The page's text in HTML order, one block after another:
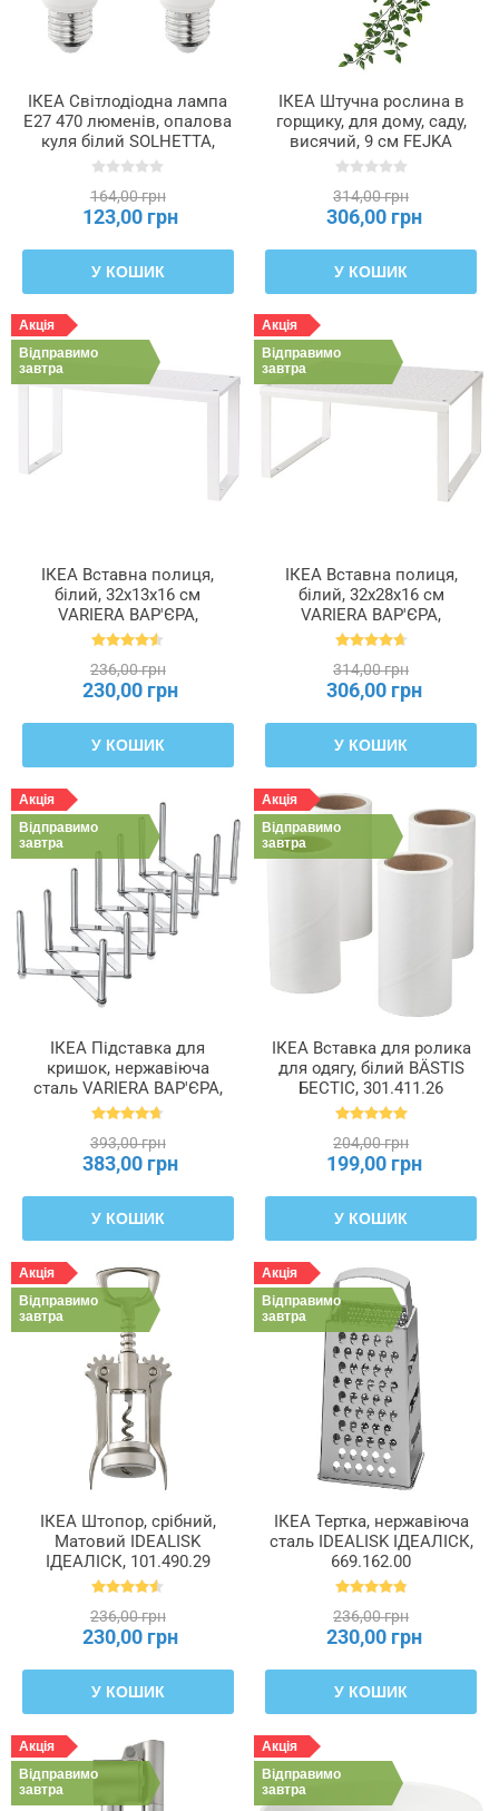
ІКЕА Світлодіодна лампа
E27 470 люменів, опалова
куля білий SOLHETTA,
505.914.82
164,00 грн
123,00 грн
У КОШИК
ІКЕА Штучна рослина в
горщику, для дому, саду,
висячий, 9 см FEJKA
ФЕЙКА, 106.152.58
314,00 грн
306,00 грн
У КОШИК
Акція
Відправимо
завтра
ІКЕА Вставна полиця,
білий, 32x13x16 см
VARIERA ВАР'ЄРА,
801.366.22
236,00 грн
230,00 грн
У КОШИК
Акція
Відправимо
завтра
ІКЕА Вставна полиця,
білий, 32x28x16 см
VARIERA ВАР'ЄРА,
601.366.23
314,00 грн
306,00 грн
У КОШИК
Акція
Відправимо
завтра
ІКЕА Підставка для
кришок, нержавіюча
сталь VARIERA ВАР'ЄРА,
701.548.00
393,00 грн
383,00 грн
У КОШИК
Акція
Відправимо
завтра
ІКЕА Вставка для ролика
для одягу, білий BÄSTIS
БЕСТІС, 301.411.26
204,00 грн
199,00 грн
У КОШИК
Акція
Відправимо
завтра
ІКЕА Штопор, срібний,
Матовий IDEALISK
ІДЕАЛІСК, 101.490.29
236,00 грн
230,00 грн
У КОШИК
Акція
Відправимо
завтра
ІКЕА Тертка, нержавіюча
сталь IDEALISK ІДЕАЛІСК,
669.162.00
236,00 грн
230,00 грн
У КОШИК
Акція
Відправимо
завтра
Акція
Відправимо
завтра